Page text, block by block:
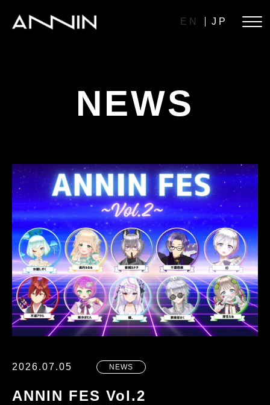
EN JP
NEWS
2026.07.05 NEWS
ANNIN FES Vol.2